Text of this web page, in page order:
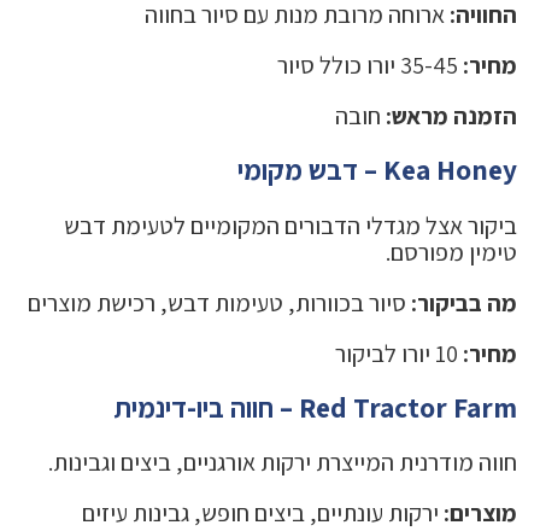
החוויה:ארוחה מרובת מנות עם סיור בחווה
מחיר:
הזמנה מראש: חובה
Kea Honey – דבש מקומי
ביקור אצל מגדלי הדבורים המקומיים לטעימת דבש
טימין מפורסם.
מה בביקור: סיור בכוורות, טעימות דבש, רכישת מוצרים
מחיר:
Red Tractor Farm – חווה ביו-דינמית
חווה מודרנית המייצרת ירקות אורגניים, ביצים וגבינות.
מוצרים: ירקות עונתיים, ביצים חופש, גבינות עיזים